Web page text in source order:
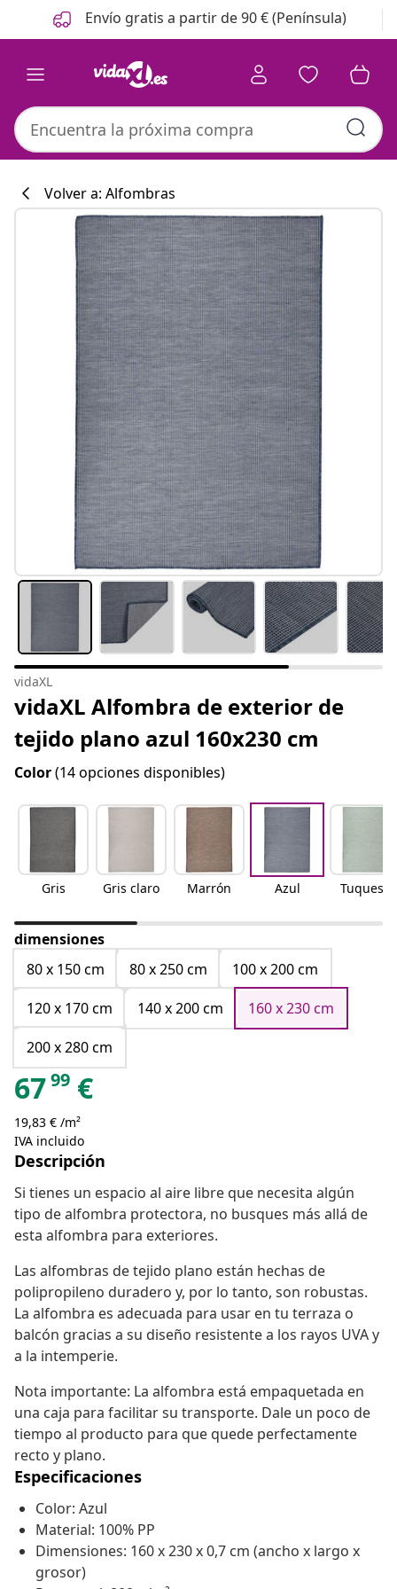
Anterior
Siguiente Envío gratis a partir de 90 € (Península)
#sharemevidaxl
Colección de
Volver a: Alfombras
vidaXL
vidaXL Alfombra de exterior de
tejido plano azul 160x230 cm
Color(14 opciones disponibles)
Gris Gris claro Marrón Azul Tuquesa
dimensiones
80 x 150 cm
80 x 250 cm
100 x 200 cm
120 x 170 cm
140 x 200 cm
160 x 230 cm
200 x 280 cm
6799 €
19,83 € /m²
IVA incluido
Descripción
Si tienes un espacio al aire libre que necesita algún
tipo de alfombra protectora, no busques más allá de
esta alfombra para exteriores.
Las alfombras de tejido plano están hechas de
polipropileno duradero y, por lo tanto, son robustas.
La alfombra es adecuada para usar en tu terraza o
balcón gracias a su diseño resistente a los rayos UVA y
a la intemperie.
Nota importante: La alfombra está empaquetada en
una caja para facilitar su transporte. Dale un poco de
tiempo al producto para que quede perfectamente
recto y plano.
Especificaciones
Color: Azul
Material: 100% PP
Dimensiones: 160 x 230 x 0,7 cm (ancho x largo x
grosor)